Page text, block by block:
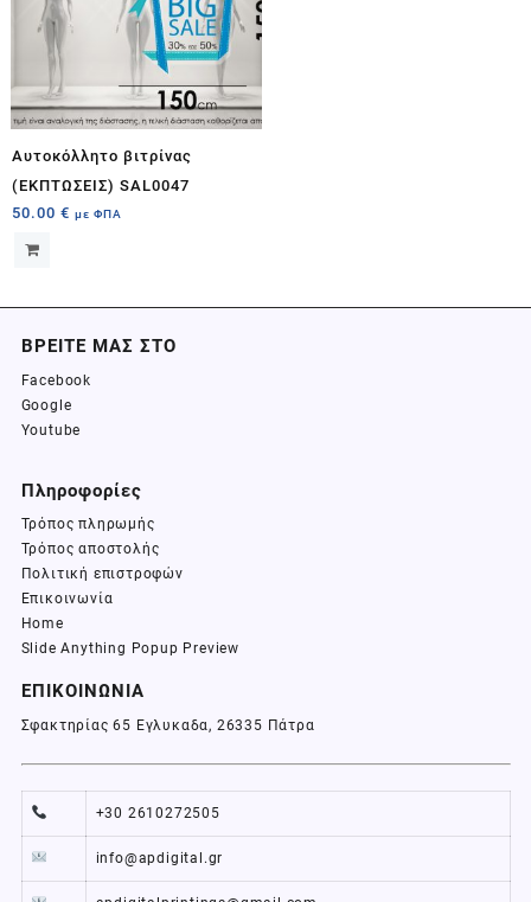
Αυτοκόλλητο βιτρίνας
(ΕΚΠΤΩΣΕΙΣ) SAL0047
50.00 € με ΦΠΑ
ΒΡΕΙΤΕ ΜΑΣ ΣΤΟ
Facebook
Google
Youtube
Πληροφορίες
Τρόπος πληρωμής
Τρόπος αποστολής
Πολιτική επιστροφών
Επικοινωνία
Home
Slide Anything Popup Preview
ΕΠΙΚΟΙΝΩΝΙΑ
Σφακτηρίας 65 Εγλυκαδα, 26335 Πάτρα
+30 2610272505
info@apdigital.gr